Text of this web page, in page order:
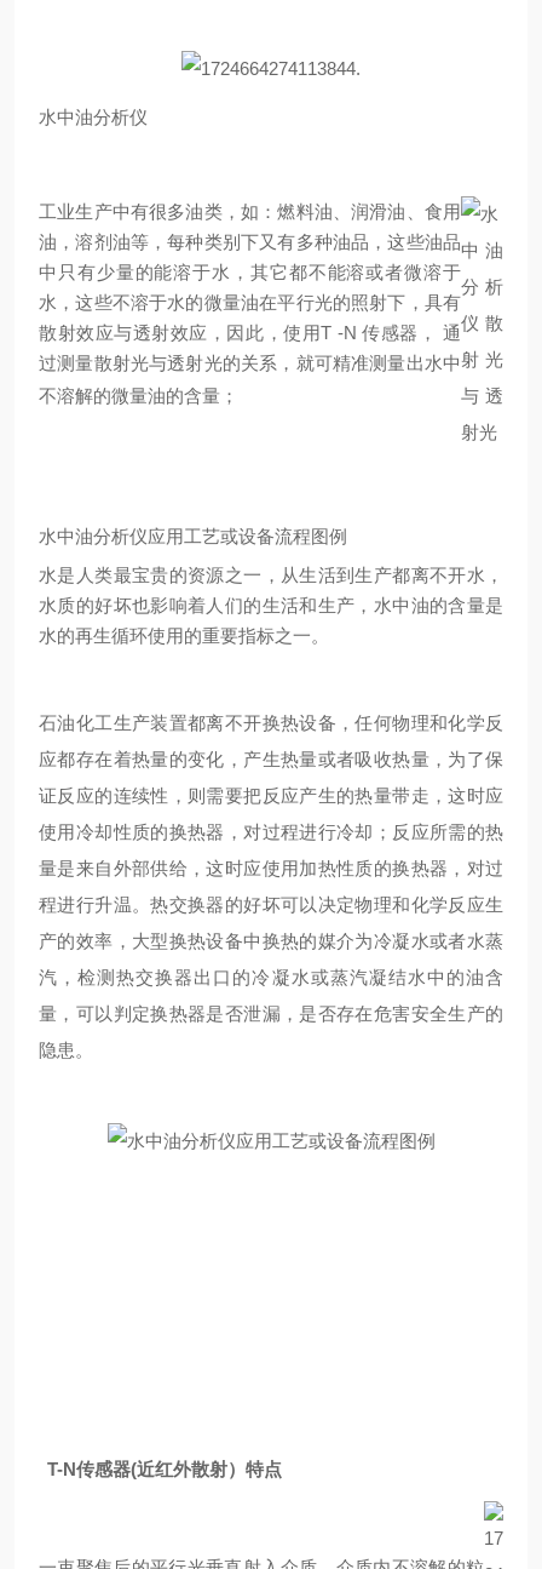
水中油分析仪
工业生产中有很多油类，如：燃料油、润滑油、食用
油，溶剂油等，每种类别下又有多种油品，这些油品
中只有少量的能溶于水，其它都不能溶或者微溶于
水，这些不溶于水的微量油在平行光的照射下，具有
散射效应与透射效应，因此，使用T -N 传感器， 通
过测量散射光与透射光的关系，就可精准测量出水中
不溶解的微量油的含量 ；
水中油分析仪应用工艺或设备流程图例
水是人类最宝贵的资源之一，从生活到生产都离不开水，
水质的好坏也影响着人们的生活和生产，水中油的含量是
水的再生循环使用的重要指标之一。
石油化工生产装置都离不开换热设备，任何物理和化学反
应都存在着热量的变化，产生热量或者吸收热量，为了保
证反应的连续性，则需要把反应产生的热量带走，这时应
使用冷却性质的换热器，对过程进行冷却；反应所需的热
量是来自外部供给，这时应使用加热性质的换热器，对过
程进行升温。热交换器的好坏可以决定物理和化学反应生
产的效率，大型换热设备中换热的媒介为冷凝水或者水蒸
汽，检测热交换器出口的冷凝水或蒸汽凝结水中的油含
量，可以判定换热器是否泄漏，是否存在危害安全生产的
隐患 。
T-N传感器(近红外散射） 特点